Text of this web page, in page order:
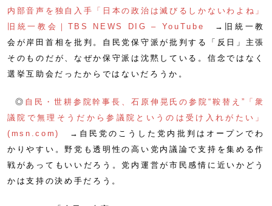
内部音声を独自入手「日本の政治は滅びるしかないわよね」
旧統一教会｜TBS NEWS DIG – YouTube
→旧統一教
会が岸田首相を批判。自民党保守派が批判する「反日」主張
そのものだが、なぜか保守派は沈黙している。信念ではなく
選挙互助会だったからではないだろうか。
◎ 自民・世耕参院幹事長、石原伸晃氏の参院“鞍替え”「衆
議院で無理そうだから参議院というのは受け入れがたい」
(msn.com)
→自民党のこうした党内批判はオープンでわ
かりやすい。野党も透明性の高い党内議論で支持を集める作
戦があってもいいだろう。党内運営が市民感情に近いかどう
かは支持の決め手だろう。